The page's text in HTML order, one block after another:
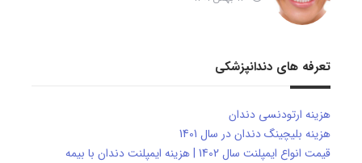
تعرفه های دندانپزشکی
هزینه ارتودنسی دندان
هزینه بلیچینگ دندان در سال 1401
قیمت انواع ایمپلنت سال 1402 | هزینه ایمپلنت دندان با بیمه